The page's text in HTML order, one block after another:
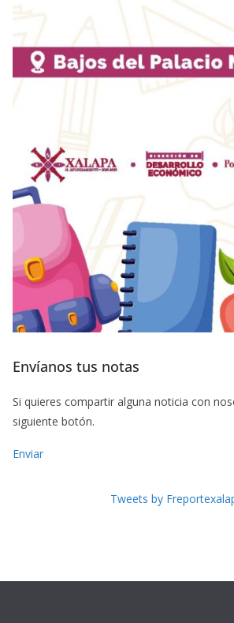
Envíanos tus notas
Si quieres compartir alguna noticia con
siguiente botón.
Enviar
Tweets by